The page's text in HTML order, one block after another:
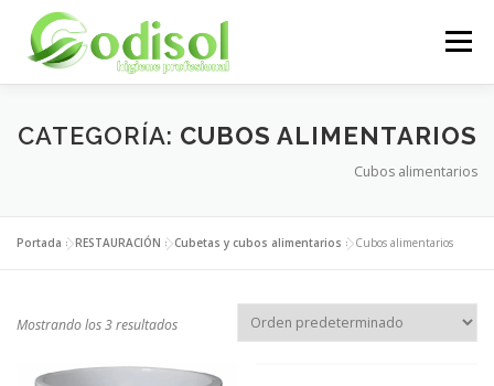
contenido
Menú
EMPRESA SERVICIOS PRODUCTOS
CATEGORÍA: CUBOS ALIMENTARIOS
Cubos alimentarios
Portada »RESTAURACIÓN »Cubetas y cubos alimentarios »Cubos alimentarios
Mostrando los 3 resultados